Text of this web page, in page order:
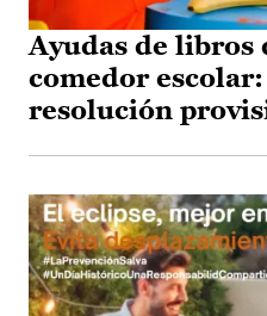
Ayudas de libros
comedor
resolución